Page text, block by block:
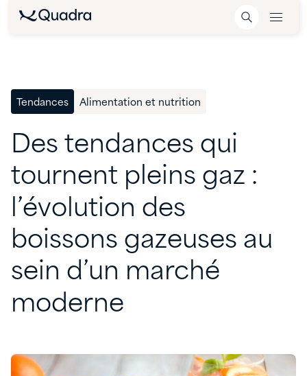
Tendances Alimentation et nutrition
Des tendances qui
tournent pleins gaz :
l’évolution des
boissons gazeuses au
sein d’un marché
moderne